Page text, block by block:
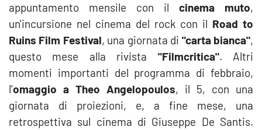
appuntamento mensile con il cinema muto,
un'incursione nel cinema del rock con il Road to
Ruins Film Festival, una giornata di "carta bianca",
questo mese alla rivista "Filmcritica". Altri
momenti importanti del programma di febbraio,
l'omaggio a Theo Angelopoulos, il 5, con una
giornata di proiezioni, e, a fine mese, una
retrospettiva sul cinema di Giuseppe De Santis.